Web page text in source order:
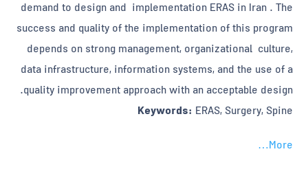
demand to design and implementation ERAS in Iran . The
success and quality of the implementation of this program
depends on strong management, organizational culture,
data infrastructure, information systems, and the use of a
quality improvement approach with an acceptable design.
Keywords: ERAS, Surgery, Spine
More…